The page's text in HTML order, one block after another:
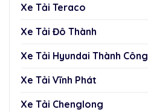
Xe Tải Teraco
Xe Tải Đô Thành
Xe Tải Hyundai Thành Công
Xe Tải Vĩnh Phát
Xe Tải Chenglong